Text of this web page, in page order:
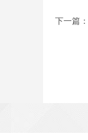
下一篇：